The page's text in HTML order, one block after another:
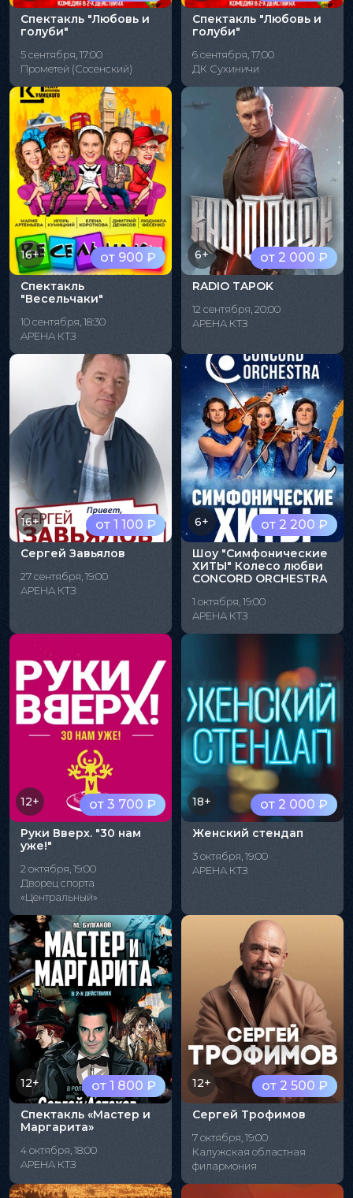
Спектакль "Любовь и
голуби"
5 сентября, 17:00
Прометей (Сосенский)
Спектакль "Любовь и
голуби"
6 сентября, 17:00
ДК Сухиничи
от 900 ₽
16+
Спектакль
"Весельчаки"
10 сентября, 18:30
АРЕНА КТЗ
от 2 000 ₽
6+
RADIO TAPOK
12 сентября, 20:00
АРЕНА КТЗ
от 1 100 ₽
16+
Сергей Завьялов
27 сентября, 19:00
АРЕНА КТЗ
от 2 200 ₽
6+
Шоу "Симфонические
ХИТЫ" Колесо любви
CONCORD ORCHESTRA
1 октября, 19:00
АРЕНА КТЗ
от 3 700 ₽
12+
Руки Вверх. "30 нам
уже!"
2 октября, 19:00
Дворец спорта
«Центральный»
от 2 000 ₽
18+
Женский стендап
3 октября, 19:00
АРЕНА КТЗ
от 1 800 ₽
12+
Спектакль «Мастер и
Маргарита»
4 октября, 18:00
АРЕНА КТЗ
от 2 500 ₽
12+
Сергей Трофимов
7 октября, 19:00
Калужская областная
филармония